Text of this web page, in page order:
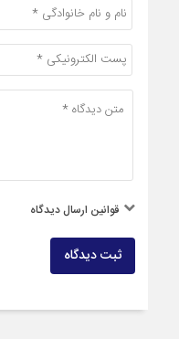
قوانین ارسال دیدگاه
ثبت دیدگاه